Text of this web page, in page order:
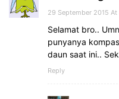
29 September 2015 At
Selamat bro..
punyanya
daun saat ini..
Reply